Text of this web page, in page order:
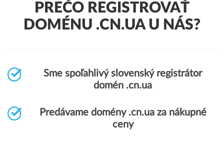
PREČO REGISTROVAŤ
DOMÉNU .CN.UA U NÁS?
Sme spoľahlivý slovenský registrátor
domén .cn.ua
Predávame domény .cn.ua za nákupné
ceny